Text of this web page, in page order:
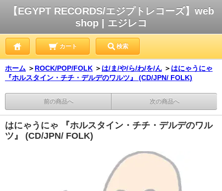
【EGYPT RECORDS/エジプトレコーズ】web
shop | エジレコ
カート 検索
ホーム ＞ ROCK/POP/FOLK ＞ は/ま/や/ら/わ/を/ん ＞ はにゃうにゃ
『ホルスタイン・チチ・デルデのワルツ』 (CD/JPN/ FOLK)
前の商品へ 次の商品へ
はにゃうにゃ 『ホルスタイン・チチ・デルデのワル
ツ』 (CD/JPN/ FOLK)